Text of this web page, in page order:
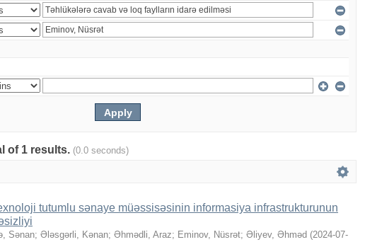
of 1 results. (0.0 seconds)
tutumlu sənaye müəssisəsinin informasiya infrastrukturunun
Sənan; Ələsgərli, Kənan; Əhmədli, Araz; Eminov, Nüsrət; Əliyev, Əhməd (2024-07-